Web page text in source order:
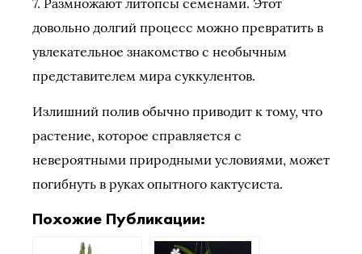
довольно долгий процесс можно превратить в
увлекательное знакомство с необычным
представителем мира суккулентов.
Излишний полив обычно приводит к тому, что
растение, которое справляется с
невероятными природными условиями, может
погибнуть в руках опытного кактусиста.
Похожие Публикации: